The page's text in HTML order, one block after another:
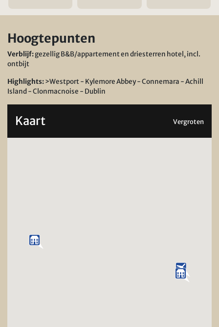
Hoogtepunten
Verblijf:gezellig B&B/appartement en driesterren hotel, incl.
ontbijt
Highlights:>Westport - Kylemore Abbey - Connemara - Achill
Island - Clonmacnoise - Dublin
Kaart Vergroten